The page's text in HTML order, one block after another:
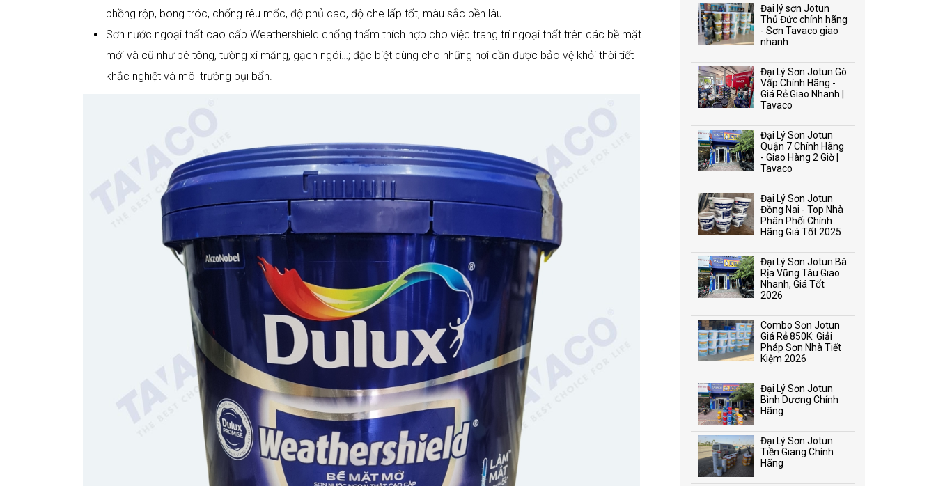
phồng rộp, bong tróc, chống rêu mốc, độ phủ cao, độ che lấp tốt, màu sắc bền lâu...
Sơn nước ngoại thất cao cấp Weathershield chống thấm thích hợp cho việc trang trí ngoại thất trên các bề mặt
mới và cũ như bê tông, tường xi măng, gạch ngói…; đặc biệt dùng cho những nơi cần được bảo vệ khỏi thời tiết
khắc nghiệt và môi trường bụi bẩn.
Đại lý sơn Jotun
Thủ Đức chính hãng
- Sơn Tavaco giao
nhanh
Đại Lý Sơn Jotun Gò
Vấp Chính Hãng -
Giá Rẻ Giao Nhanh |
Tavaco
Đại Lý Sơn Jotun
Quận 7 Chính Hãng
- Giao Hàng 2 Giờ |
Tavaco
Đại Lý Sơn Jotun
Đồng Nai - Top Nhà
Phân Phối Chính
Hãng Giá Tốt 2025
Đại Lý Sơn Jotun Bà
Rịa Vũng Tàu Giao
Nhanh, Giá Tốt
2026
Combo Sơn Jotun
Giá Rẻ 850K: Giải
Pháp Sơn Nhà Tiết
Kiệm 2026
Đại Lý Sơn Jotun
Bình Dương Chính
Hãng
Đại Lý Sơn Jotun
Tiền Giang Chính
Hãng